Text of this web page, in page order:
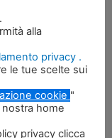
120 – 140
L/min
120 – 130
50 – 60
alla
privacy .
le tue scelte sui
cookie "
home
privacy clicca